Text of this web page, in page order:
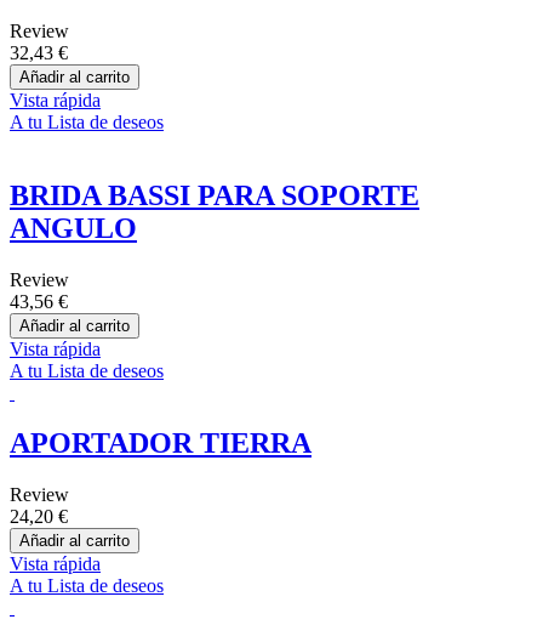
Review
32,43 €
Añadir al carrito
Vista rápida
A tu Lista de deseos
BRIDA BASSI PARA SOPORTE
ANGULO
Review
43,56 €
Añadir al carrito
Vista rápida
A tu Lista de deseos
APORTADOR TIERRA
Review
24,20 €
Añadir al carrito
Vista rápida
A tu Lista de deseos